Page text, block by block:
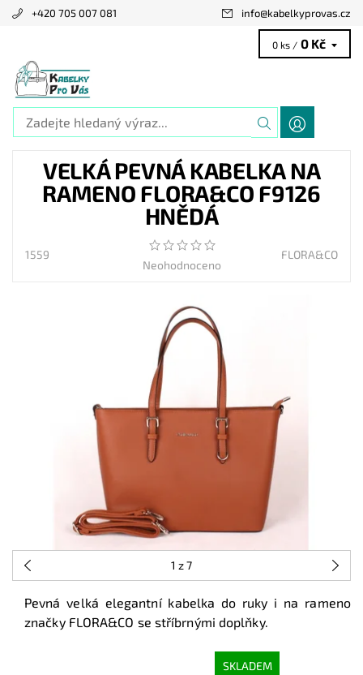
+420 705 007 081 info@kabelkyprovas.cz
0 ks / 0 Kč
VELKÁ PEVNÁ KABELKA NA
RAMENO FLORA&CO F9126
HNĚDÁ
1559
Neohodnoceno
FLORA&CO
1 z 7
Pevná velká elegantní kabelka do ruky i na rameno
značky FLORA&CO se stříbrnými doplňky.
SKLADEM